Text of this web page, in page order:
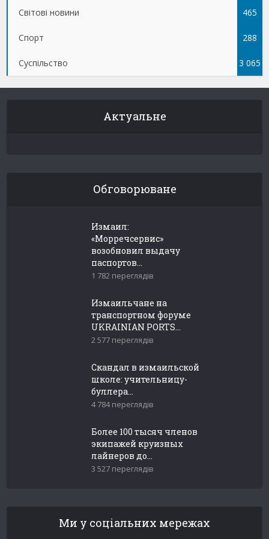
Світові новини 465
Спорт 288
Суспільство 3 065
Актуальне
Обговорюване
Измаил:
«Морречсервис»
возобновил выдачу
паспортов...
1 782 переглядів
Измаильчане на
транспортном форуме
UKRAINIAN PORTS...
2 577 переглядів
Скандал в измаильской
школе: учительницу-
буллера...
4 784 переглядів
Более 100 тысяч членов
экипажей круизных
лайнеров до...
3 527 переглядів
Ми у соціальних мережах